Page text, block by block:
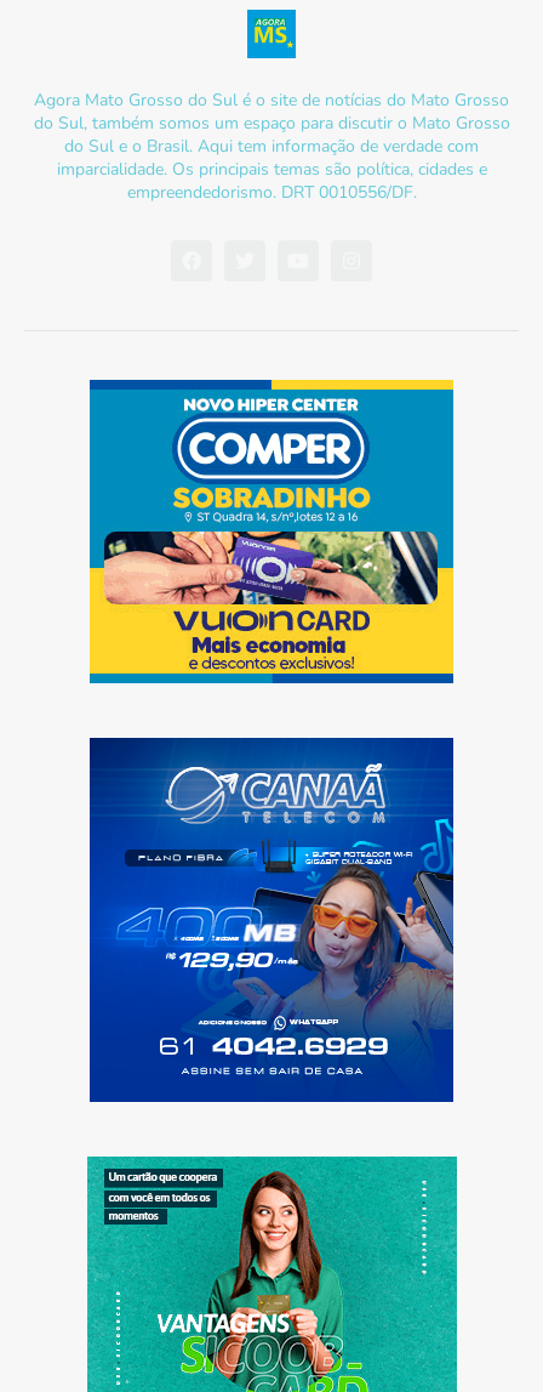
Agora Mato Grosso do Sul é o site de notícias do Mato Grosso
do Sul, também somos um espaço para discutir o Mato Grosso
do Sul e o Brasil. Aqui tem informação de verdade com
imparcialidade. Os principais temas são política, cidades e
empreendedorismo. DRT 0010556/DF.